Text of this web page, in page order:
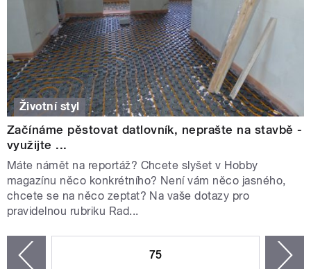
Životní styl
Začínáme pěstovat datlovník, neprašte na stavbě -
využijte ...
Máte námět na reportáž? Chcete slyšet v Hobby
magazínu něco konkrétního? Není vám něco jasného,
chcete se na něco zeptat? Na vaše dotazy pro
pravidelnou rubriku Rad...
75